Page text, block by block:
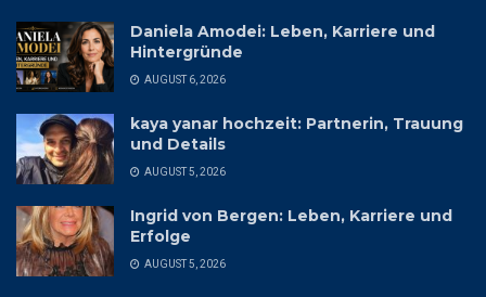
Daniela Amodei: Leben, Karriere und
Hintergründe
AUGUST 6, 2026
kaya yanar hochzeit: Partnerin, Trauung
und Details
AUGUST 5, 2026
Ingrid von Bergen: Leben, Karriere und
Erfolge
AUGUST 5, 2026